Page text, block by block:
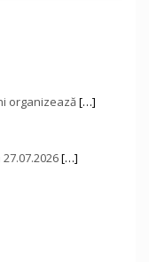
organizează[…]
[…]